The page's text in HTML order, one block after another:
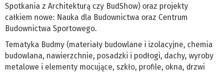
Spotkania z Architekturą czy BudShow) oraz projekty
całkiem nowe: Nauka dla Budownictwa oraz Centrum
Budownictwa Sportowego.
Tematyka Budmy (materiały budowlane i izolacyjne, chemia
budowlana, nawierzchnie, posadzki i podłogi, dachy, wyroby
metalowe i elementy mocujące, szkło, profile, okna, drzwi